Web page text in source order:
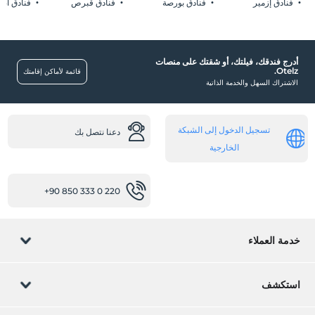
سوق
خدمة التنظيف اليومية
أخرى
تكييف
خدمات ترفيهية
عروض ليلية
غرف بأبواب متصلة
فنادق إزمير فنادق بورصة فنادق قبرص فنادق
أدرج فندقك، فيلتك، أو شقتك على منصات
Otelz.
الاشتراك السهل والخدمة الذاتية
قائمة لأماكن إقامتك
تسجيل الدخول إلى الشبكة
الخارجية
دعنا نتصل بك
+90 850 333 0 220
خدمة العملاء
إدارة الحجز
استكشف